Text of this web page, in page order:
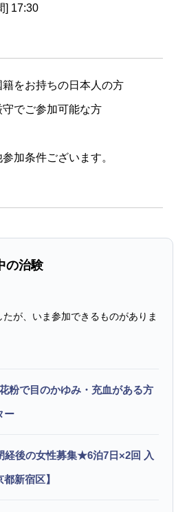
] 17:30
籍をお持ちの日本人の方
守でご参加可能な方
加条件ございます。
の治験
が、いま参加できるものがありま
粉で目のかゆみ・充血がある方
ー
経後の女性募集★6泊7日×2回 入
新宿区】